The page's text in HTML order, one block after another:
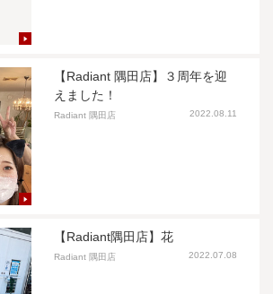
【Radiant 隅田店】３周年を迎
えました！
Radiant 隅田店 2022.08.11
【Radiant隅田店】花
Radiant 隅田店 2022.07.08